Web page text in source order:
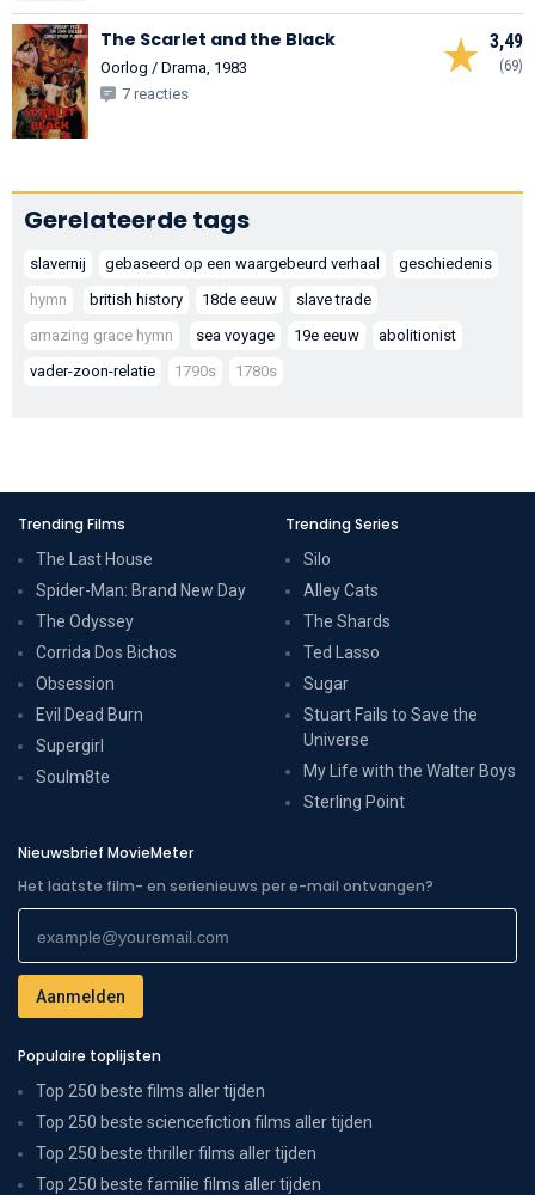
3,49
(69)
The Scarlet and the Black
Oorlog / Drama, 1983
7 reacties
Gerelateerde tags
slavernij gebaseerd op een waargebeurd verhaal
geschiedenis
hymn
british history 18de eeuw
slave trade
amazing grace hymn
sea voyage 19e eeuw
abolitionist
vader-zoon-relatie
1790s 1780s
Trending Films
The Last House
Spider-Man: Brand New Day
The Odyssey
Corrida Dos Bichos
Obsession
Evil Dead Burn
Supergirl
Soulm8te
Trending Series
Silo
Alley Cats
The Shards
Ted Lasso
Sugar
Stuart Fails to Save the
Universe
My Life with the Walter Boys
Sterling Point
Nieuwsbrief MovieMeter
Het laatste film- en serienieuws per e-mail ontvangen?
Populaire toplijsten
Top 250 beste films aller tijden
Top 250 beste sciencefiction films aller tijden
Top 250 beste thriller films aller tijden
Top 250 beste familie films aller tijden